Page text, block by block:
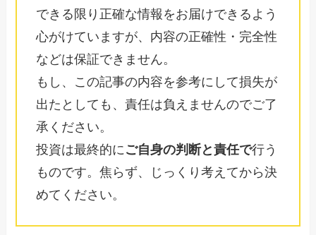
できる限り正確な情報をお届けできるよう
心がけていますが、内容の正確性・完全性
などは保証できません。
もし、この記事の内容を参考にして損失が
出たとしても、責任は負えませんのでご了
承ください。
投資は最終的にご自身の判断と責任で行う
ものです。焦らず、じっくり考えてから決
めてください。